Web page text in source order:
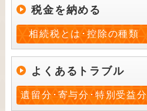
税金を納める
相続税とは･控除の種類
よくあるトラブル
遺留分･寄与分･特別受益分